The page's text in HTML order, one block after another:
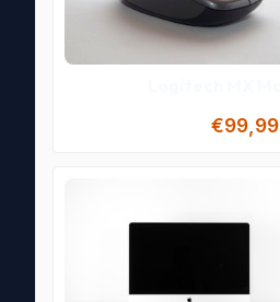
€99,99